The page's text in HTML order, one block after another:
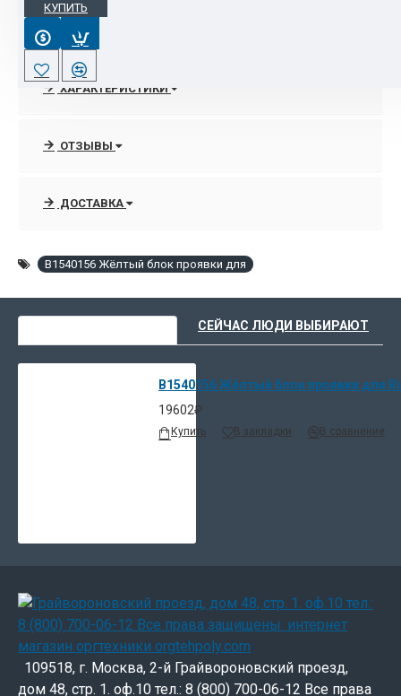
КУПИТЬ
Интернет-магазине OrgTehPoly.com располагает полным
спектром линейки мфу, принтеров , широкофрматных
машин торговой марки Ricoh.
В любое удобное рабочее время по тел. 8- 495-088-42-17
специалистов отдела продаж по выбору нужного аппарата,
сопровождению оргтехники Ricoh благодаря
ХАРАКТЕРИСТИКИ
ОТЗЫВЫ
ДОСТАВКА
B1540156 Жёлтый блок проявки для
СЕЙЧАС ЛЮДИ ВЫБИРАЮТ
B1540156 Жёлтый блок проявки для
19602₽
Купить В закладки В сравнение
109518, г. Москва, 2-й Грайвороновский проезд,
дом 48, стр. 1. оф.10 тел.: 8 (800) 700-06-12 Все права